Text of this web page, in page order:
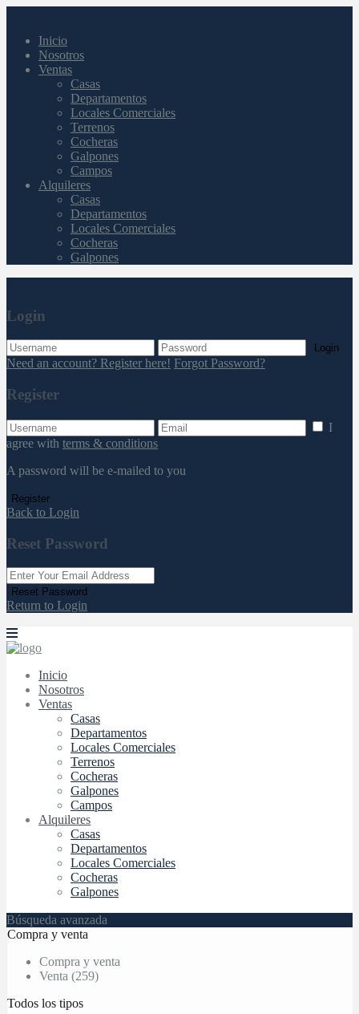
Inicio
Nosotros
Ventas
Casas
Departamentos
Locales Comerciales
Terrenos
Cocheras
Galpones
Campos
Alquileres
Casas
Departamentos
Locales Comerciales
Cocheras
Galpones
Login
Login
Need an account? Register here! Forgot Password?
Register
I
agree with terms & conditions
A password will be e-mailed to you
Register
Back to Login
Reset Password
Reset Password
Return to Login
Inicio
Nosotros
Ventas
Casas
Departamentos
Locales Comerciales
Terrenos
Cocheras
Galpones
Campos
Alquileres
Casas
Departamentos
Locales Comerciales
Cocheras
Galpones
Búsqueda avanzada
Compra y venta
Compra y venta
Venta (259)
Todos los tipos